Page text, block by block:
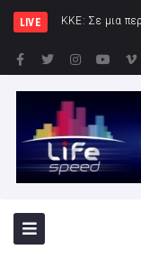
LIVE ΚΚΕ: Σε μια